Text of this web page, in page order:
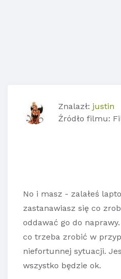
Znalazł: justin
Źródło filmu:
No i masz - zalałeś
zastanawiasz się co
oddawać go do
co trzeba zrobić w
niefortunnej sytuacji.
wszystko będzie ok.